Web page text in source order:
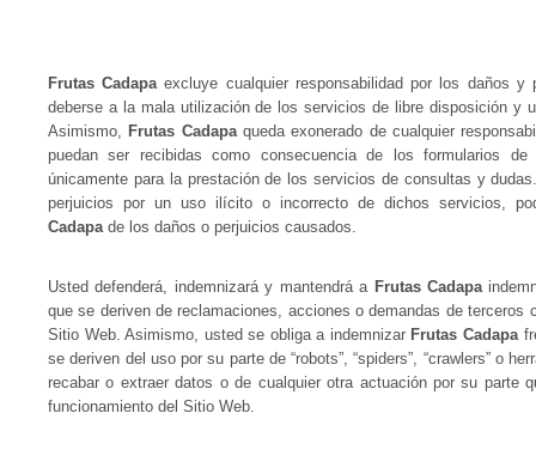
Frutas Cadapaexcluye cualquier responsabilidad por los daños y
deberse a la mala utilización de los servicios de libre disposición y
Asimismo, Frutas Cadapaqueda exonerado de cualquier
puedan ser recibidas como consecuencia de los formularios
únicamente para la prestación de los servicios de consultas y
perjuicios por un uso ilícito o incorrecto de dichos servicios,
Cadapade los daños o perjuicios causados.
Usted defenderá, indemnizará y mantendrá a Frutas Cadapa
que se deriven de reclamaciones, acciones o demandas de
Sitio Web. Asimismo, usted se obliga a indemnizar Frutas Cadapa
se deriven del uso por su parte de “robots”, “spiders”, “crawlers” o
recabar o extraer datos o de cualquier otra actuación por su parte
funcionamiento del Sitio Web.